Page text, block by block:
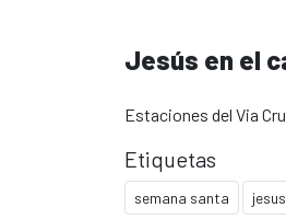
Jesús en el
Estaciones del Via
Etiquetas
semana santa jesus